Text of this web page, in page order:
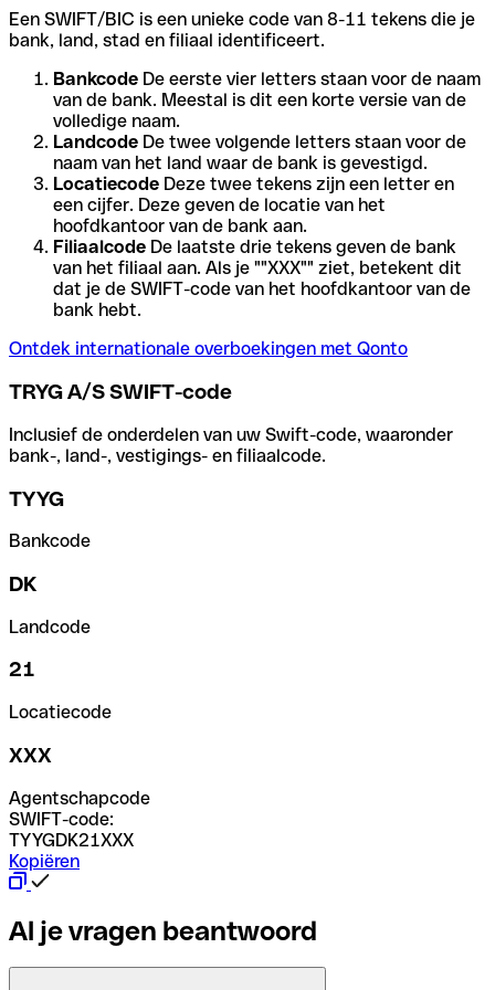
Een SWIFT/BIC is een unieke code van 8-11 tekens die je
bank, land, stad en filiaal identificeert.
Bankcode De eerste vier letters staan voor de naam
van de bank. Meestal is dit een korte versie van de
volledige naam.
Landcode De twee volgende letters staan voor de
naam van het land waar de bank is gevestigd.
Locatiecode Deze twee tekens zijn een letter en
een cijfer. Deze geven de locatie van het
hoofdkantoor van de bank aan.
Filiaalcode De laatste drie tekens geven de bank
van het filiaal aan. Als je ""XXX"" ziet, betekent dit
dat je de SWIFT-code van het hoofdkantoor van de
bank hebt.
Ontdek internationale overboekingen met Qonto
TRYG A/S SWIFT-code
Inclusief de onderdelen van uw Swift-code, waaronder
bank-, land-, vestigings- en filiaalcode.
TYYG
Bankcode
DK
Landcode
21
Locatiecode
XXX
Agentschapcode
SWIFT-code:
TYYGDK21XXX
Kopiëren
Al je vragen beantwoord